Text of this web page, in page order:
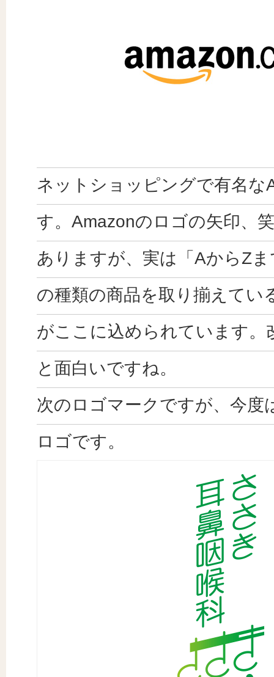
ネットショッピングで有名な
す。Amazonのロゴの矢印、
ありますが、実は「AからZ
の種類の商品を取り揃えてい
がここに込められています。
と面白いですね。
次のロゴマークですが、今度
ロゴです。